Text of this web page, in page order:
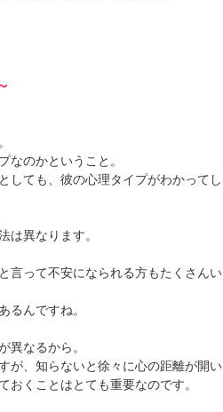
なのかということ。
しても、彼の心理タイプがわかってし
は異なります。
言って不安になられる方もたくさんい
るんですね。
異なるから。
が、知らないと徐々に心の距離が開い
くことはとても重要なのです。